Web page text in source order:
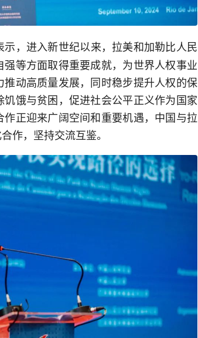
示，进入新世纪以来，拉美和加勒比人民
等方面取得重要成就，为世界人权事业
动高质量发展，同时稳步提升人权的保
饿与贫困，促进社会公平正义作为国家
正迎来广阔空间和重要机遇，中国与拉
作，坚持交流互鉴。